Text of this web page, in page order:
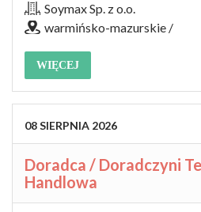
Soymax Sp. z o.o.
warmińsko-mazurskie /
WIĘCEJ
08SIERPNIA 2026
Doradca / Doradczyni
Handlowa